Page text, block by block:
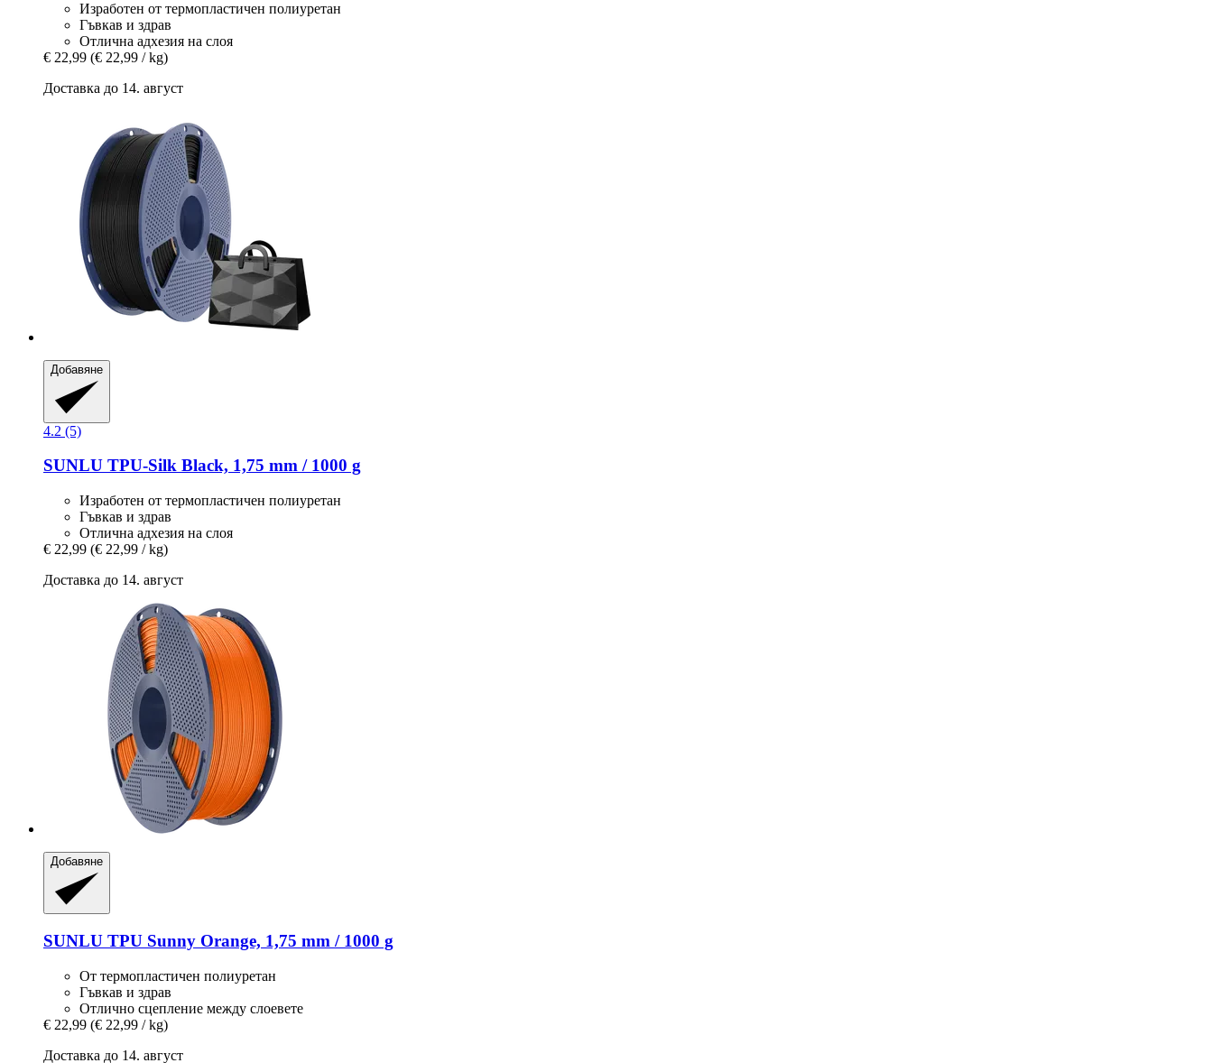
Изработен от термопластичен полиуретан
Гъвкав и здрав
Отлична адхезия на слоя
€ 22,99 (€ 22,99 / kg)
Доставка до 14. август
Добавяне
4.2 (5)
SUNLU TPU-​Silk Black, 1,75 mm / 1000 g
Изработен от термопластичен полиуретан
Гъвкав и здрав
Отлична адхезия на слоя
€ 22,99 (€ 22,99 / kg)
Доставка до 14. август
Добавяне
SUNLU TPU Sunny Orange, 1,75 mm / 1000 g
От термопластичен полиуретан
Гъвкав и здрав
Отлично сцепление между слоевете
€ 22,99 (€ 22,99 / kg)
Доставка до 14. август